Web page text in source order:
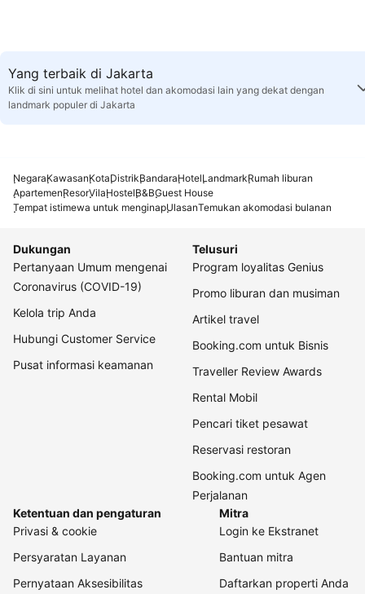
Yang terbaik di Jakarta
Klik di sini untuk melihat hotel dan akomodasi lain yang dekat dengan
landmark populer di Jakarta
NegaraKawasanKotaDistrikBandaraHotelLandmarkRumah liburan
ApartemenResorVilaHostelB&BGuest House
Tempat istimewa untuk menginapUlasanTemukan akomodasi bulanan
Dukungan
Pertanyaan Umum mengenai
Coronavirus (COVID-19)
Kelola trip Anda
Hubungi Customer Service
Pusat informasi keamanan
Telusuri
Program loyalitas Genius
Promo liburan dan musiman
Artikel travel
Booking.com untuk Bisnis
Traveller Review Awards
Rental Mobil
Pencari tiket pesawat
Reservasi restoran
Booking.com untuk Agen
Perjalanan
Ketentuan dan pengaturan
Privasi & cookie
Persyaratan Layanan
Pernyataan Aksesibilitas
Mitra
Login ke Ekstranet
Bantuan mitra
Daftarkan properti Anda